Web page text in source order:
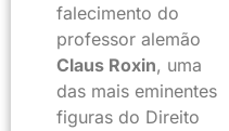
falecimento do
professor alemão
Claus Roxin, uma
das mais eminentes
figuras do Direito